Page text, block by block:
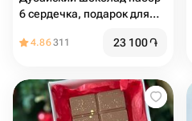
6 сердечка, подарок для
4.86311 23 100֏